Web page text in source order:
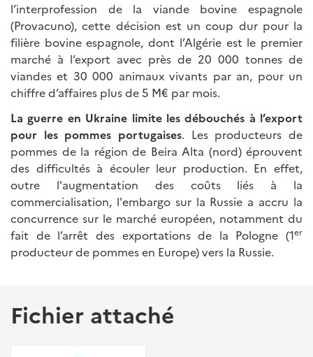
l’interprofession de la viande bovine espagnole
(Provacuno), cette décision est un coup dur pour la
filière bovine espagnole, dont l’Algérie est le premier
marché à l’export avec près de 20 000 tonnes de
viandes et 30 000 animaux vivants par an, pour un
chiffre d’affaires plus de 5 M€ par mois.
La guerre en Ukraine limite les débouchés à l’export
pour les pommes portugaises. Les producteurs de
pommes de la région de Beira Alta (nord) éprouvent
des difficultés à écouler leur production. En effet,
outre l'augmentation des coûts liés à la
commercialisation, l'embargo sur la Russie a accru la
concurrence sur le marché européen, notamment du
fait de l’arrêt des exportations de la Pologne (1er
producteur de pommes en Europe) vers la Russie.
Fichier attaché